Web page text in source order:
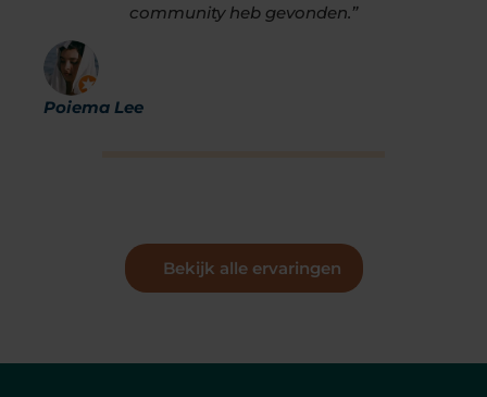
community heb gevonden.”
Poiema Lee
Bekijk alle ervaringen